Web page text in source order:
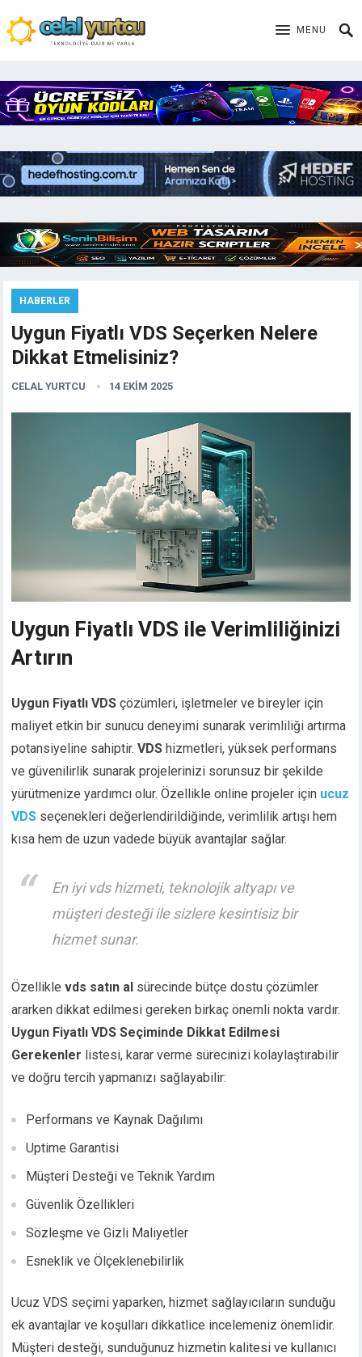
MENU
HABERLER
Uygun Fiyatlı VDS Seçerken Nelere
Dikkat Etmelisiniz?
CELAL YURTCU 14 EKIM 2025
Uygun Fiyatlı VDS ile Verimliliğinizi
Artırın
Uygun Fiyatlı VDS çözümleri, işletmeler ve bireyler için
maliyet etkin bir sunucu deneyimi sunarak verimliliği artırma
potansiyeline sahiptir.VDS hizmetleri, yüksek performans
ve güvenilirlik sunarak projelerinizi sorunsuz bir şekilde
yürütmenize yardımcı olur. Özellikle online projeler için ucuz
VDS seçenekleri değerlendirildiğinde, verimlilik artışı hem
kısa hem de uzun vadede büyük avantajlar sağlar.
En iyi vds hizmeti, teknolojik altyapı ve
müşteri desteği ile sizlere kesintisiz bir
hizmet sunar.
Özelliklevds satın al sürecinde bütçe dostu çözümler
ararken dikkat edilmesi gereken birkaç önemli nokta vardır.
Uygun Fiyatlı VDS Seçiminde Dikkat Edilmesi
Gerekenler listesi, karar verme sürecinizi kolaylaştırabilir
ve doğru tercih yapmanızı sağlayabilir:
Performans ve Kaynak Dağılımı
Uptime Garantisi
Müşteri Desteği ve Teknik Yardım
Güvenlik Özellikleri
Sözleşme ve Gizli Maliyetler
Esneklik ve Ölçeklenebilirlik
Ucuz VDS seçimi yaparken, hizmet sağlayıcıların sunduğu
ek avantajlar ve koşulları dikkatlice incelemeniz önemlidir.
Müşteri desteği, sunduğunuz hizmetin kalitesi ve kullanıcı